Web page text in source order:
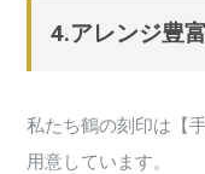
4.アレンジ豊
私たち鶴の刻印は【
用意しています。